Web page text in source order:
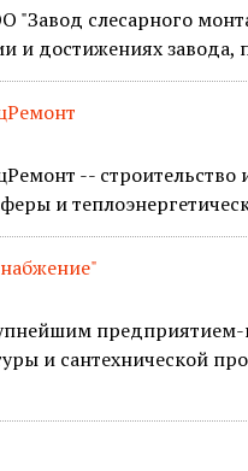
"Завод слесарного
и достижениях завода,
-- строительство
и
и сантехнической